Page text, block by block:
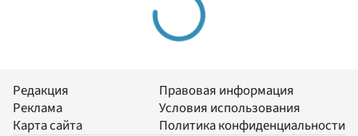
Редакция
Реклама
Карта сайта
Правовая информация
Условия использования
Политика конфиденциальности